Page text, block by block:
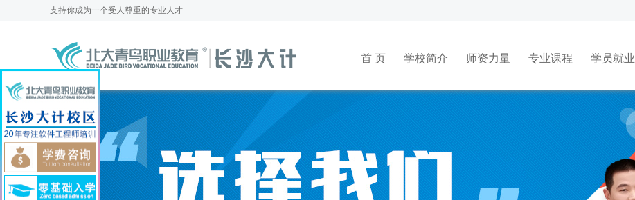
支持你成为一个受 人尊重的专业 人才
首 页 学校简介 师资力量 专业课程 学员就业